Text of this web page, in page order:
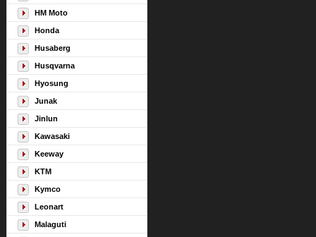
HM Moto
Honda
Husaberg
Husqvarna
Hyosung
Junak
Jinlun
Kawasaki
Keeway
KTM
Kymco
Leonart
Malaguti